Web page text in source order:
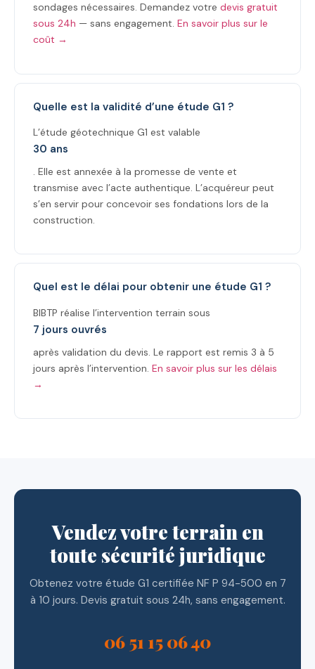
sondages nécessaires. Demandez votre devis gratuit
sous 24h — sans engagement. En savoir plus sur le
coût →
Quelle est la validité d’une étude G1 ?
L’étude géotechnique G1 est valable
30 ans
. Elle est annexée à la promesse de vente et
transmise avec l’acte authentique. L’acquéreur peut
s’en servir pour concevoir ses fondations lors de la
construction.
Quel est le délai pour obtenir une étude G1 ?
BIBTP réalise l’intervention terrain sous
7 jours ouvrés
après validation du devis. Le rapport est remis 3 à 5
jours après l’intervention. En savoir plus sur les délais
→
Vendez votre terrain en
toute sécurité juridique
Obtenez votre étude G1 certifiée NF P 94-500 en 7
à 10 jours. Devis gratuit sous 24h, sans engagement.
06 51 15 06 40